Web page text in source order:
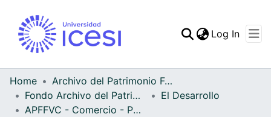
Statistics
Log In
Home
Archivo del Patrimonio Fotográfico y Fílmico del Valle del Cauca
Fondo Archivo del Patrimonio Fotográfico y Fílmico del Valle del Cauca
El Desarrollo
APFFVC - Comercio - Patrimonial